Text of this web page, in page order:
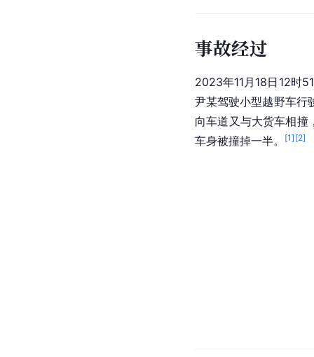
事故经过
2023年11月18日12时
尹某驾驶小型越野车行
向车道又与大货车相撞
车身被撞掉一半。
[1] [2]